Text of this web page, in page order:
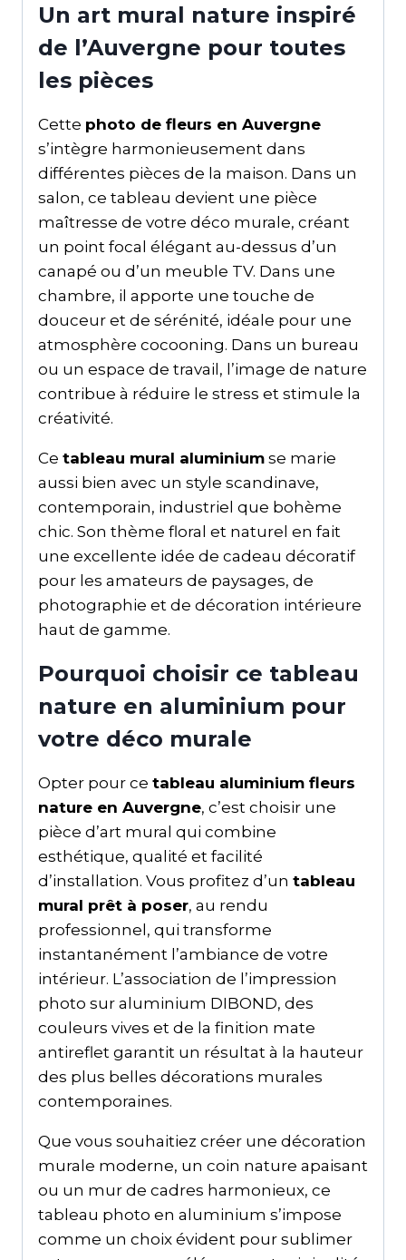
Un art mural nature inspiré
de l’Auvergne pour toutes
les pièces
Cette photo de fleurs en Auvergne
s’intègre harmonieusement dans
différentes pièces de la maison. Dans un
salon, ce tableau devient une pièce
maîtresse de votre déco murale, créant
un point focal élégant au-dessus d’un
canapé ou d’un meuble TV. Dans une
chambre, il apporte une touche de
douceur et de sérénité, idéale pour une
atmosphère cocooning. Dans un bureau
ou un espace de travail, l’image de nature
contribue à réduire le stress et stimule la
créativité.
Ce tableau mural aluminium se marie
aussi bien avec un style scandinave,
contemporain, industriel que bohème
chic. Son thème floral et naturel en fait
une excellente idée de cadeau décoratif
pour les amateurs de paysages, de
photographie et de décoration intérieure
haut de gamme.
Pourquoi choisir ce tableau
nature en aluminium pour
votre déco murale
Opter pour ce tableau aluminium fleurs
nature en Auvergne, c’est choisir une
pièce d’art mural qui combine
esthétique, qualité et facilité
d’installation. Vous profitez d’un tableau
mural prêt à poser, au rendu
professionnel, qui transforme
instantanément l’ambiance de votre
intérieur. L’association de l’impression
photo sur aluminium DIBOND, des
couleurs vives et de la finition mate
antireflet garantit un résultat à la hauteur
des plus belles décorations murales
contemporaines.
Que vous souhaitiez créer une décoration
murale moderne, un coin nature apaisant
ou un mur de cadres harmonieux, ce
tableau photo en aluminium s’impose
comme un choix évident pour sublimer